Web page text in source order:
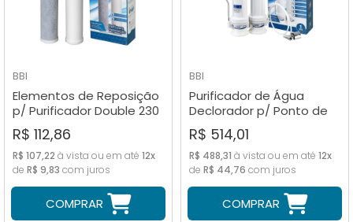
BBI
Elementos de Reposição
p/ Purificador Double 230
BR
R$ 112,86
R$ 107,22 à vista ou em até 12x
de R$ 9,83 com juros
COMPRAR
BBI
Purificador de Água
Declorador p/ Ponto de
Uso Double230 BBI
R$ 514,01
R$ 488,31 à vista ou em até 12x
de R$ 44,76 com juros
COMPRAR